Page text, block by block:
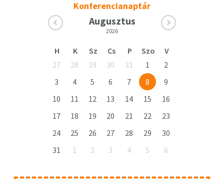
Konferencianaptár
Augusztus
2026
H K Sz Cs P Szo
V
27
28 29 30 31 1
2
3
4 5 6 7 8
9
10
11 12 13 14 15
16
17
18 19 20 21 22
23
24
25 26 27 28 29
30
31
1 2 3 4 5 6